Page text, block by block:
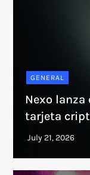
GENERAL
Nexo
tarjeta